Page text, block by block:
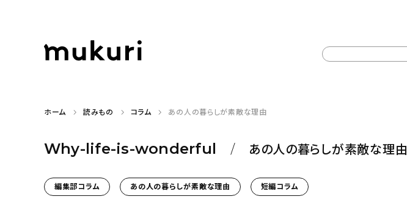
ホーム 読みもの コラム あの人の暮らしが素敵な理由
Why-life-is-wonderful あの人の暮らしが素敵な理由
編集部コラム あの人の暮らしが素敵な理由 短編コラム